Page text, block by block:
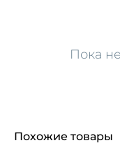
Пока
Похожие товары